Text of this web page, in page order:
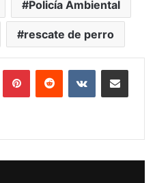
Policía Ambiental
rescate de perro
PinterestReddit VKontakteCompartir vía Mail